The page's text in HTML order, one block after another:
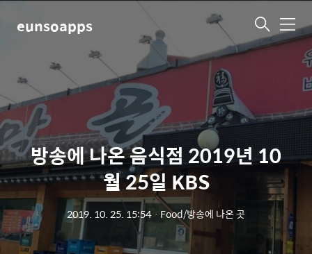
eunsoapps 메
뉴
방송에 나온 음식점 2019년 10
월 25일 KBS
2019. 10. 25. 15:54ㆍ Food/방송에 나온 곳